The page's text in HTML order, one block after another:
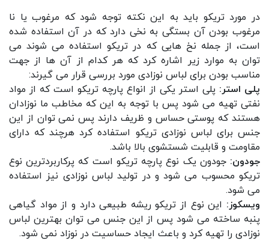
در مورد تریکو باید به این نکته توجه شود که مرغوب یا نا
مرغوب بودن آن بستگی به نخی دارد که در آن استفاده شده
است، از جمله نخ هایی که در تریکو استفاده می شوند می
توان به موارد زیر اشاره کرد که هر کدام از آن ها از جهت
مناسب بودن برای لباس نوزادی مورد بررسی قرار می گیرند:
پلی استر: پلی استر یکی از انواع پارچه تریکو است که از مواد
نفتی تهیه می شود پس با توجه به این که مخاطب ما نوزادان
هستند که پوستی حساس و ظریف دارند پس نمی توان از این
جنس برای لباس نوزادی تریکو استفاده کرد هرچند که دارای
مقاومت و قابلیت شستشوی بالا باشد.
جودون:جودون یک نوع پارچه تریکو است که پرکاربردترین نوع
تریکو محسوب می شود و در تولید لباس نوزادی نیز استفاده
می شود.
ویسکوز: این نوع از تریکو ریشه طبیعی دارد و از مواد گیاهی
پنبه ساخته می شود پس از این جنس می توان بهترین لباس
نوزادی را تهیه کرد و باعث ایجاد حساسیت در نوزاد نمی شود.